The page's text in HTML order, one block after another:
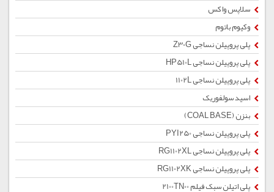
سلاپس واکس
وکیوم باتوم
پلی پروپیلن نساجی Z30G
پلی پروپیلن نساجی HP510L
پلی پروپیلن نساجی 1102L
اسید سولفوریک
بنزن (COAL BASE)
پلی پروپیلن نساجی PYI250
پلی پروپیلن نساجی RG1102XL
پلی پروپیلن نساجی RG1102XK
پلی اتیلن سبک فیلم 2100TN00